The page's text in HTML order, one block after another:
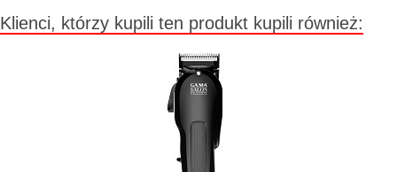
Klienci, którzy kupili ten produkt kupili również: